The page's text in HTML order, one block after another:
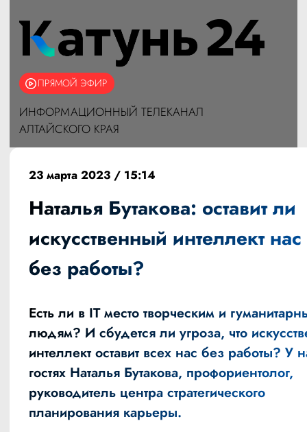
ПРЯМОЙ ЭФИР
ИНФОРМАЦИОННЫЙ ТЕЛЕКАНАЛ
АЛТАЙСКОГО КРАЯ
23 марта 2023 / 15:14
Наталья Бутакова: оставит ли
искусственный интеллект
без работы?
Есть ли в IT место творческим и
людям? И сбудется ли угроза, что
интеллект оставит всех нас без работы? У
гостях Наталья Бутакова, профориентолог,
руководитель центра стратегического
планирования карьеры.